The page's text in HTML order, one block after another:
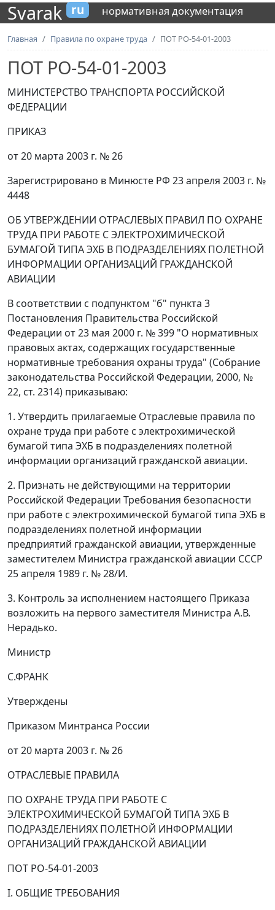
Svarak ru нормативная документация
Главная Правила по охране труда ПОТ РО-54-01-2003
ПОТ РО-54-01-2003
МИНИСТЕРСТВО ТРАНСПОРТА РОССИЙСКОЙ
ФЕДЕРАЦИИ
ПРИКАЗ
от 20 марта 2003 г. № 26
Зарегистрировано в Минюсте РФ 23 апреля 2003 г. №
4448
ОБ УТВЕРЖДЕНИИ ОТРАСЛЕВЫХ ПРАВИЛ ПО ОХРАНЕ
ТРУДА ПРИ РАБОТЕ С ЭЛЕКТРОХИМИЧЕСКОЙ
БУМАГОЙ ТИПА ЭХБ В ПОДРАЗДЕЛЕНИЯХ ПОЛЕТНОЙ
ИНФОРМАЦИИ ОРГАНИЗАЦИЙ ГРАЖДАНСКОЙ
АВИАЦИИ
В соответствии с подпунктом "б" пункта 3
Постановления Правительства Российской
Федерации от 23 мая 2000 г. № 399 "О нормативных
правовых актах, содержащих государственные
нормативные требования охраны труда" (Собрание
законодательства Российской Федерации, 2000, №
22, ст. 2314) приказываю:
1. Утвердить прилагаемые Отраслевые правила по
охране труда при работе с электрохимической
бумагой типа ЭХБ в подразделениях полетной
информации организаций гражданской авиации.
2. Признать не действующими на территории
Российской Федерации Требования безопасности
при работе с электрохимической бумагой типа ЭХБ в
подразделениях полетной информации
предприятий гражданской авиации, утвержденные
заместителем Министра гражданской авиации СССР
25 апреля 1989 г. № 28/И.
3. Контроль за исполнением настоящего Приказа
возложить на первого заместителя Министра А.В.
Нерадько.
Министр
С.ФРАНК
Утверждены
Приказом Минтранса России
от 20 марта 2003 г. № 26
ОТРАСЛЕВЫЕ ПРАВИЛА
ПО ОХРАНЕ ТРУДА ПРИ РАБОТЕ С
ЭЛЕКТРОХИМИЧЕСКОЙ БУМАГОЙ ТИПА ЭХБ В
ПОДРАЗДЕЛЕНИЯХ ПОЛЕТНОЙ ИНФОРМАЦИИ
ОРГАНИЗАЦИЙ ГРАЖДАНСКОЙ АВИАЦИИ
ПОТ РО-54-01-2003
I. ОБЩИЕ ТРЕБОВАНИЯ